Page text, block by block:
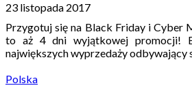
23 listopada 2017
Przygotuj się na Black Friday i Cyber
to aż 4 dni wyjątkowej promocji!
największych wyprzedaży odbywający
Polska